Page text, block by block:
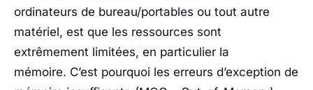
ordinateurs de bureau/portables ou tout autre
matériel, est que les ressources sont
extrêmement limitées, en particulier la
mémoire. C’est pourquoi les erreurs d’exception de